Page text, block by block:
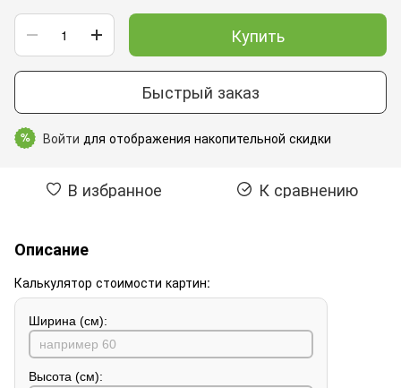
Купить
Быстрый заказ
% Войти для отображения накопительной скидки
В избранное К сравнению
Описание
Калькулятор стоимости картин:
Ширина (см):
Высота (см):